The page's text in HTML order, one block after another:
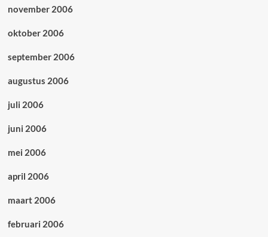
november 2006
oktober 2006
september 2006
augustus 2006
juli 2006
juni 2006
mei 2006
april 2006
maart 2006
februari 2006